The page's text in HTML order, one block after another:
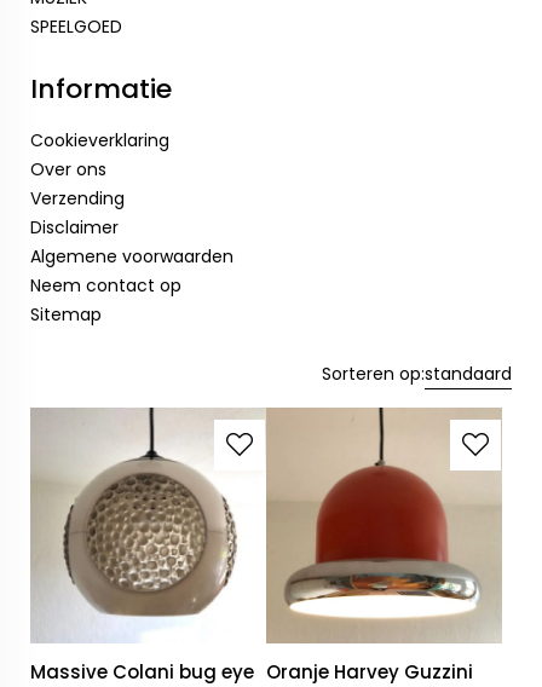
SPEELGOED
Informatie
Cookieverklaring
Over ons
Verzending
Disclaimer
Algemene voorwaarden
Neem contact op
Sitemap
Sorteren op:standaard
Massive Colani bug eye Oranje Harvey Guzzini